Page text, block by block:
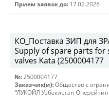
Прием заявок до: 17.02.2026
КО_Поставка ЗИП для
Supply of spare parts
valves Kata (2500004177
№: 2500004177
Заказчик(и): Общество с
"ЛУКОЙЛ Узбекистан